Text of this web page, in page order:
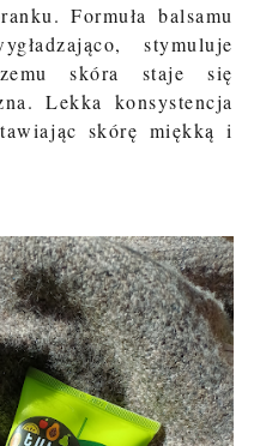
Formuła balsamu
stymuluje
skóra staje się
Lekka konsystencja
skórę miękką i